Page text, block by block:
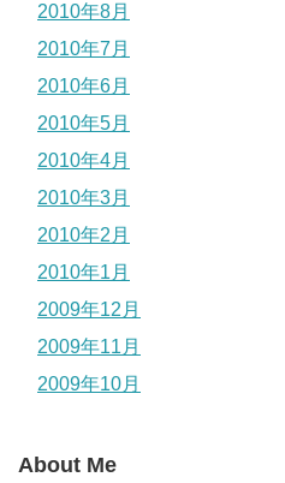
2010年8月
2010年7月
2010年6月
2010年5月
2010年4月
2010年3月
2010年2月
2010年1月
2009年12月
2009年11月
2009年10月
About Me